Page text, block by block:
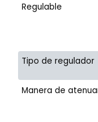
Regulable
Tipo de regulador
Manera de